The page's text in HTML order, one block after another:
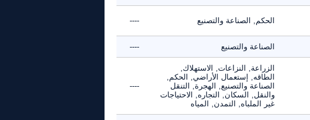
الحكم, الصناعة والتصنيع ----
الصناعة والتصنيع ----
الزراعة, النزاعات, الاستهلاك,
الطاقه, إستعمال الأراضي, الحكم,
الصناعة والتصنيع, الهجرة, التنقل
والنقل, السكان, التجاره, الاحتياجات
غير الملباه, التمدن, المياه
----